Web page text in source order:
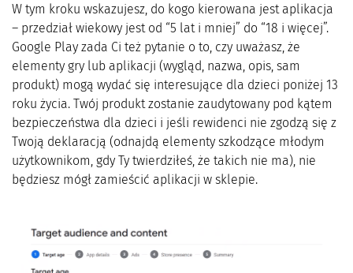
W tym kroku wskazujesz, do kogo kierowana jest aplikacja
– przedział wiekowy jest od “5 lat i mniej” do “18 i więcej”.
Google Play zada Ci też pytanie o to, czy uważasz, że
elementy gry lub aplikacji (wygląd, nazwa, opis, sam
produkt) mogą wydać się interesujące dla dzieci poniżej 13
roku życia. Twój produkt zostanie zaudytowany pod kątem
bezpieczeństwa dla dzieci i jeśli rewidenci nie zgodzą się z
Twoją deklaracją (odnajdą elementy szkodzące młodym
użytkownikom, gdy Ty twierdziłeś, że takich nie ma), nie
będziesz mógł zamieścić aplikacji w sklepie.